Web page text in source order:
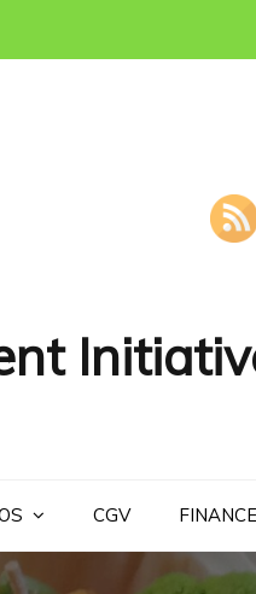
CGV